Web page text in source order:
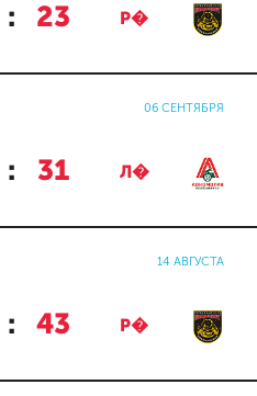
: 23 Р�
06 СЕНТЯБРЯ
: 31 Л�
14 АВГУСТА
: 43 Р�